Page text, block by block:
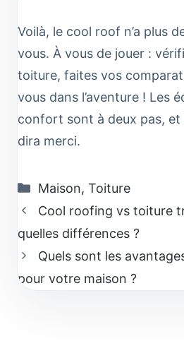
Voilà, le cool roof n’a plus
vous. À vous de jouer :
toiture, faites vos
vous dans l’aventure ! Les
confort sont à deux pas, et
dira merci.
Catégories
Maison, Toiture
Cool roofing vs toiture
quelles différences ?
Quels sont les
pour votre maison ?